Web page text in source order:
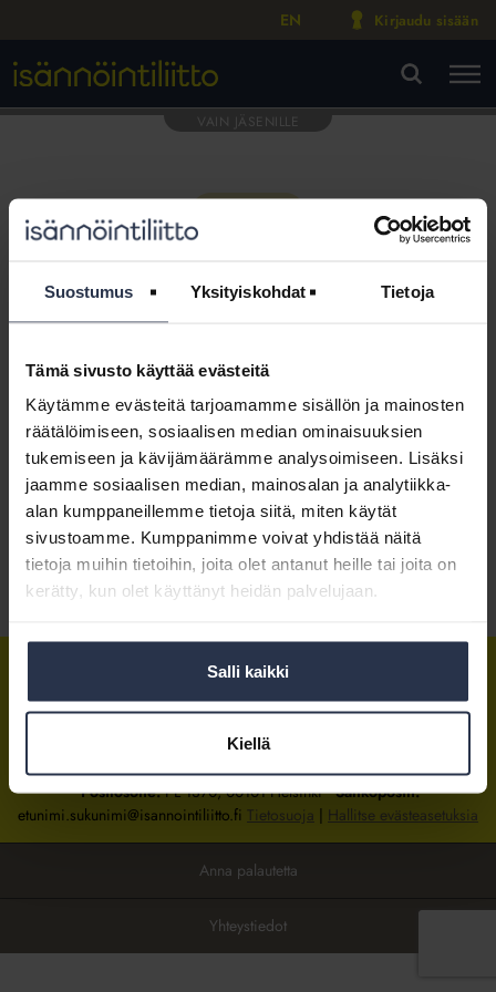
Suostumus Yksityiskohdat Tietoja
Tämä sivusto käyttää evästeitä
Käytämme evästeitä tarjoamamme sisällön ja mainosten
räätälöimiseen, sosiaalisen median ominaisuuksien
tukemiseen ja kävijämäärämme analysoimiseen. Lisäksi
jaamme sosiaalisen median, mainosalan ja analytiikka-
alan kumppaneillemme tietoja siitä, miten käytät
sivustoamme. Kumppanimme voivat yhdistää näitä
tietoja muihin tietoihin, joita olet antanut heille tai joita on
kerätty, kun olet käyttänyt heidän palvelujaan.
Salli kaikki
Kiellä
EN Kirjaudu sisään
Tämä osio on rajattu
Isännöintiliiton jäsenyritysten
henkilökunnalle
Kirjaudu sisään
Tietoa jäsenyydestä
IsännöintiliittoIsännöintiliittoIsännöintiliitto
Isännöintiliiton toimistosijaitsee Hakaniemessä Helsingissä.
Postiosoite:PL 1370, 00101 HelsinkiSähköpostit:
etunimi.sukunimi@isannointiliitto.fi Tietosuoja | Hallitse evästeasetuksia
Anna palautetta
Yhteystiedot